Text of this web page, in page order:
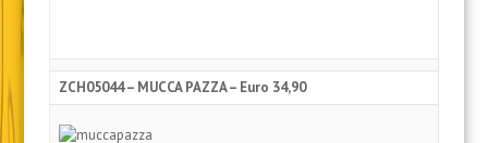
ZCH05044 – MUCCA PAZZA – Euro 34,90